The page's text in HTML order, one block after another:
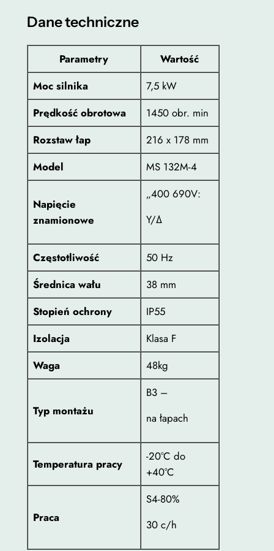
z
i
S
3
M
-
Dane techniczne
Parametry
Wartość
Moc silnika
7,5 kW
Prędkość obrotowa
1450 obr. min
Rozstaw łap
216 x 178 mm
Model
MS 132M-4
Napięcie
znamionowe
„400 690V:
Y/Δ
Częstotliwość
50 Hz
Średnica wału
38 mm
Stopień ochrony
IP55
Izolacja
Klasa F
Waga
48kg
Typ montażu
B3 –
na łapach
Temperatura pracy
-20°C do
+40°C
Praca
S4-80%
30 c/h